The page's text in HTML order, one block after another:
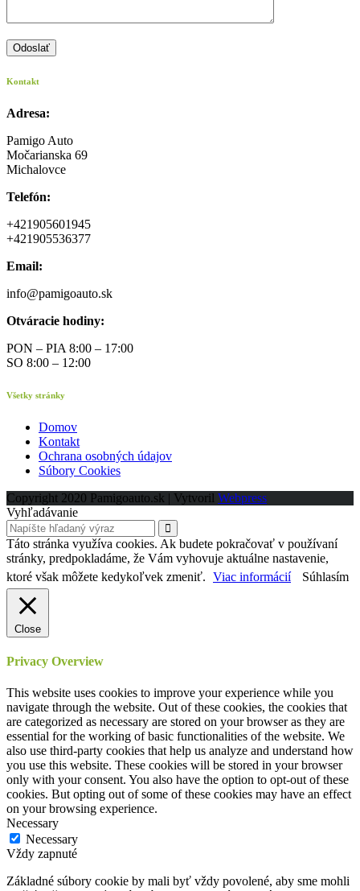
Kontakt
Adresa:
Pamigo Auto
Močarianska 69
Michalovce
Telefón:
+421905601945
+421905536377
Email:
info@pamigoauto.sk
Otváracie hodiny:
PON – PIA 8:00 – 17:00
SO 8:00 – 12:00
Všetky stránky
Domov
Kontakt
Ochrana osobných údajov
Súbory Cookies
Copyright 2020 Pamigoauto.sk | Vytvoril Webpress
Vyhľadávanie
Táto stránka využíva cookies. Ak budete pokračovať v používaní
stránky, predpokladáme, že Vám vyhovuje aktuálne nastavenie,
ktoré však môžete kedykoľvek zmeniť. Viac informácií Súhlasím
Close
Privacy Overview
This website uses cookies to improve your experience while you
navigate through the website. Out of these cookies, the cookies that
are categorized as necessary are stored on your browser as they are
essential for the working of basic functionalities of the website. We
also use third-party cookies that help us analyze and understand how
you use this website. These cookies will be stored in your browser
only with your consent. You also have the option to opt-out of these
cookies. But opting out of some of these cookies may have an effect
on your browsing experience.
Necessary
Necessary
Vždy zapnuté
Základné súbory cookie by mali byť vždy povolené, aby sme mohli